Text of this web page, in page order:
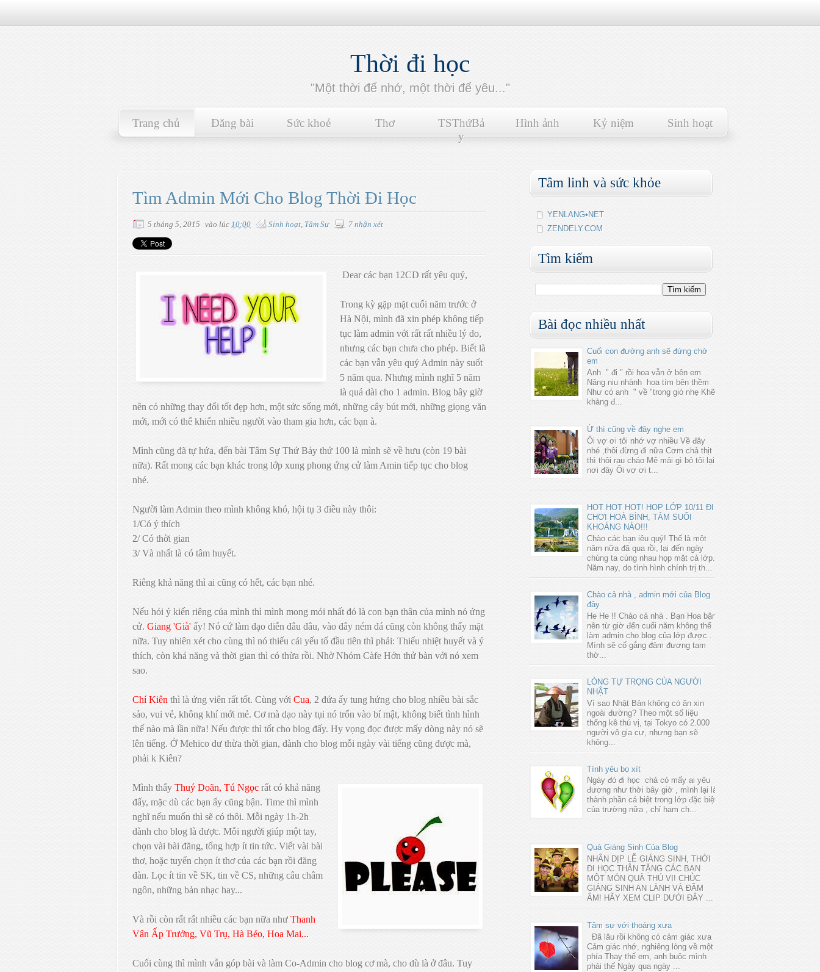
Thời đi học
"Một thời để nhớ, một thời để yêu..."
Trang chủ Đăng bài Sức khoẻ Thơ
TSThứBả
y
Hình ảnh Kỷ niệm Sinh hoạt
Tìm Admin Mới Cho Blog Thời Đi Học
5 tháng 5, 2015 vào lúc 10:00 Sinh hoạt, Tâm Sự 7 nhận xét
Dear các bạn 12CD rất yêu quý,
Trong kỳ gặp mặt cuối năm trước ở
Hà Nội, mình đã xin phép không tiếp
tục làm admin với rất rất nhiều lý do,
nhưng các bạn chưa cho phép. Biết là
các bạn vẫn yêu quý Admin này suốt
5 năm qua. Nhưng mình nghĩ 5 năm
là quá dài cho 1 admin. Blog bây giờ
nên có những thay đổi tốt đẹp hơn, một sức sống mới, những cây bút mới, những giọng văn
mới, mới có thể khiến nhiều người vào tham gia hơn, các bạn à.
Mình cũng đã tự hứa, đến bài Tâm Sự Thứ Bảy thứ 100 là mình sẽ về hưu (còn 19 bài
nữa). Rất mong các bạn khác trong lớp xung phong ứng cử làm Amin tiếp tục cho blog
nhé.
Người làm Admin theo mình không khó, hội tụ 3 điều này thôi:
1/Có ý thích
2/ Có thời gian
3/ Và nhất là có tâm huyết.
Riêng khả năng thì ai cũng có hết, các bạn nhé.
Nếu hỏi ý kiến riêng của mình thì mình mong mỏi nhất đó là con bạn thân của mình nó ứng
cử. Giang 'Già' ấy! Nó cứ làm đạo diễn đâu đâu, vào đây ném đá cũng còn không thấy mặt
nữa. Tuy nhiên xét cho cùng thì nó thiếu cái yếu tố đầu tiên thì phải: Thiếu nhiệt huyết và ý
thích, còn khả năng và thời gian thì có thừa rồi. Nhờ Nhóm Càfe Hớn thử bàn với nó xem
sao.
Chí Kiên thì là ứng viên rất tốt. Cùng với Cua, 2 đứa ấy tung hứng cho blog nhiều bài sắc
sảo, vui vẻ, không khí mới mẻ. Cơ mà dạo này tụi nó trốn vào bí mật, không biết tình hình
thế nào mà lần nữa! Nếu được thì tốt cho blog đấy. Hy vọng đọc được mấy dòng này nó sẽ
lên tiếng. Ở Mehico dư thừa thời gian, dành cho blog mỗi ngày vài tiếng cũng được mà,
phải k Kiên?
Mình thấy Thuý Doãn, Tú Ngọc rất có khả năng
đấy, mặc dù các bạn ấy cũng bận. Time thì mình
nghĩ nếu muốn thì sẽ có thôi. Mỗi ngày 1h-2h
dành cho blog là được. Mỗi người giúp một tay,
chọn vài bài đăng, tổng hợp ít tin tức. Viết vài bài
thơ, hoặc tuyển chọn ít thơ của các bạn rồi đăng
đàn. Lọc ít tin về SK, tin về CS, những câu châm
ngôn, những bản nhạc hay...
Và rồi còn rất rất nhiều các bạn nữa như Thanh
Vân Ấp Trưởng, Vũ Trụ, Hà Béo, Hoa Mai...
Cuối cùng thì mình vẫn góp bài và làm Co-Admin cho blog cơ mà, cho dù là ở đâu. Tuy
Tâm linh và sức khỏe
YENLANG•NET
ZENDELY.COM
Tìm kiếm
Bài đọc nhiều nhất
Cuối con đường anh sẽ đứng chờ
em
Anh " đi " rồi hoa vẫn ở bên em
Nâng niu nhành hoa tím bên thềm
Như có anh " về "trong gió nhẹ Khẽ
khàng đ...
Ừ thì cũng về đây nghe em
Ôi vợ ơi tôi nhớ vợ nhiều Về đây
nhé ,thôi đừng đi nữa Cơm chả thịt
thì thôi rau cháo Mê mải gì bỏ tôi lại
nơi đây Ôi vợ ơi t...
HOT HOT HOT! HỌP LỚP 10/11 ĐI
CHƠI HOÀ BÌNH, TẮM SUỐI
KHOÁNG NÀO!!!
Chào các bạn iêu quý! Thế là một
năm nữa đã qua rồi, lại đến ngày
chúng ta cùng nhau họp mặt cả lớp.
Năm nay, do tình hình chính trị th...
Chào cả nhà , admin mới của Blog
đây
He He !! Chào cả nhà . Bạn Hoa bận
nên từ giờ đến cuối năm không thể
làm admin cho blog của lớp được .
Mình sẽ cố gắng đảm đương tạm
thờ...
LÒNG TỰ TRỌNG CỦA NGƯỜI
NHẬT
Vì sao Nhật Bản không có ăn xin
ngoài đường? Theo một số liệu
thống kê thú vị, tại Tokyo có 2.000
người vô gia cư, nhưng bạn sẽ
không...
Tình yêu bọ xít
Ngày đó đi học chả có mấy ai yêu
đương như thời bây giờ , mình lại là
thành phần cá biệt trong lớp đặc biệt
của trường nữa , chỉ ham ch...
Quà Giáng Sinh Của Blog
NHÂN DỊP LỄ GIÁNG SINH, THỜI
ĐI HỌC THÂN TẶNG CÁC BẠN
MỘT MÓN QUÀ THÚ VỊ! CHÚC
GIÁNG SINH AN LÀNH VÀ ĐẦM
ẤM! HÃY XEM CLIP DƯỚI ĐÂY ...
Tâm sự với thoáng xưa
Đã lâu rồi không có cảm giác xưa
Cảm giác nhớ, nghiêng lòng về một
phía Thay thế em, anh buộc mình
phải thế Ngày qua ngày ...